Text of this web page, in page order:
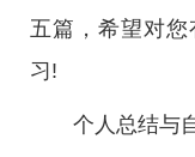
五篇，希望对
习!
个人总结与